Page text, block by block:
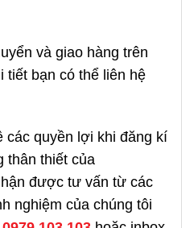
và giao hàng trên
tiết bạn có thể liên hệ
các quyền lợi khi đăng kí
thân thiết của
được tư vấn từ các
nghiệm của chúng tôi